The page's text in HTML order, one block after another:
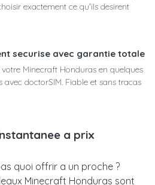
exactement ce qu'ils desirent
securise avec garantie totale
Minecraft Honduras en quelques
avec doctorSIM. Fiable et sans tracas
a prix
quoi offrir a un proche ?
Minecraft Honduras sont